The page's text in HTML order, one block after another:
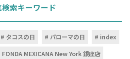
検索キーワード
タコスの日 パローマの日
index
FONDA MEXICANA New York 銀座店